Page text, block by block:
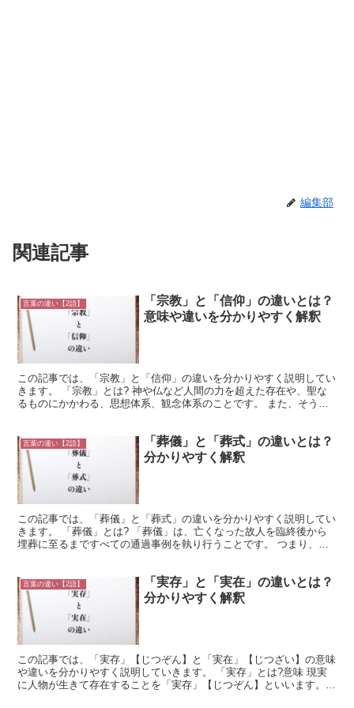
編集部
関連記事
言葉の違い【2語】
「宗教」と「信仰」の違いとは？
意味や違いを分かりやすく解釈
この記事では、「宗教」と「信仰」の違いを分かりやすく説明してい
きます。 「宗教」とは? 神や仏など人間の力を超えた存在や、聖な
るものにかかわる、思想体系、観念体系のことです。 また、そうい
言葉の違い【2語】
「葬儀」と「葬式」の違いとは？
分かりやすく解釈
この記事では、「葬儀」と「葬式」の違いを分かりやすく説明してい
きます。 「葬儀」とは? 「葬儀」は、亡くなった故人を臨終後から
埋葬に至るまですべての通過事例を執り行うことです。 つまり、臨
言葉の違い【2語】
「実存」と「実在」の違いとは？
分かりやすく解釈
この記事では、「実存」【じつぞん】と「実在」【じつざい】の意味
や違いを分かりやすく説明していきます。 「実存」とは?意味 現実
に人物が生きて存在することを「実存」【じつぞん】といいます。